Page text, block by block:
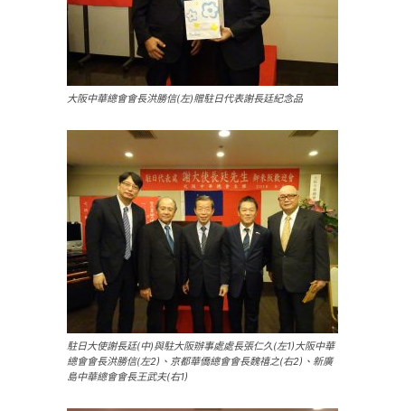
大阪中華總會會長洪勝信(左)贈駐日代表謝長廷紀念品
駐日大使謝長廷(中)與駐大阪辦事處處長張仁久(左1)大阪中華
總會會長洪勝信(左2)、京都華僑總會會長魏禧之(右2)、新廣
島中華總會會長王武夫(右1)